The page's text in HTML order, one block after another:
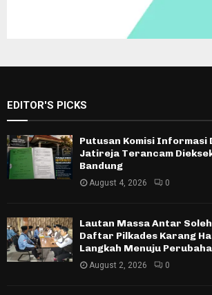
EDITOR'S PICKS
Putusan Komisi Informasi
Jatireja Terancam
Bandung
August 4, 2026 0
Lautan Massa Antar
Daftar Pilkades Karang
Langkah Menuju
August 2, 2026 0